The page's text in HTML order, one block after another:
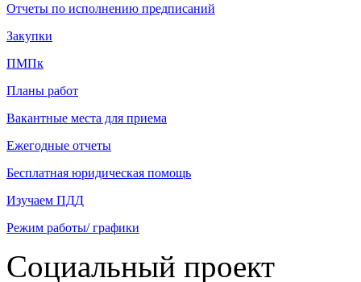
Отчеты по исполнению предписаний
Закупки
ПМПк
Планы работ
Вакантные места для приема
Ежегодные отчеты
Бесплатная юридическая помощь
Изучаем ПДД
Режим работы/ графики
Социальный проект